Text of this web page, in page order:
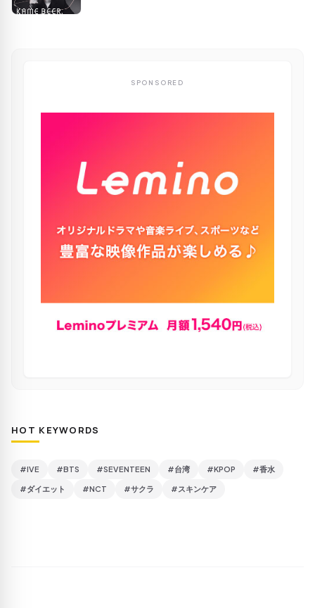
SPONSORED
HOT KEYWORDS
#IVE #BTS #SEVENTEEN #台湾 #KPOP #香水
#ダイエット #NCT #サクラ #スキンケア